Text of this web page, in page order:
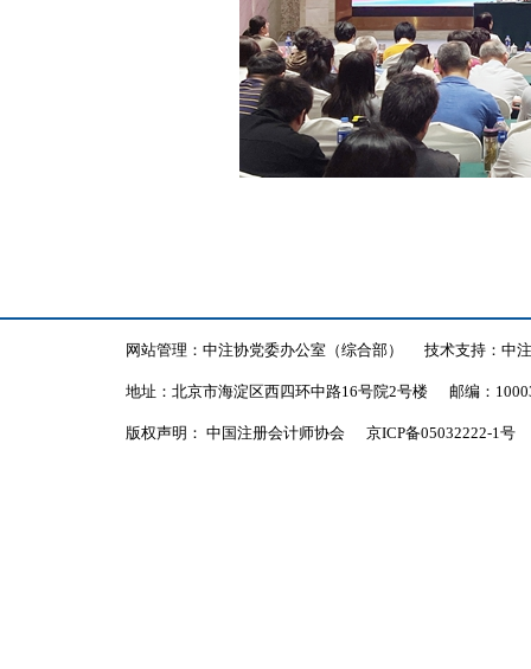
网站管理：中注协党委办公室（综合部） 技术支持：中
地址：北京市海淀区西四环中路16号院2号楼 邮编：
版权声明： 中国注册会计师协会 京ICP备05032222-1号